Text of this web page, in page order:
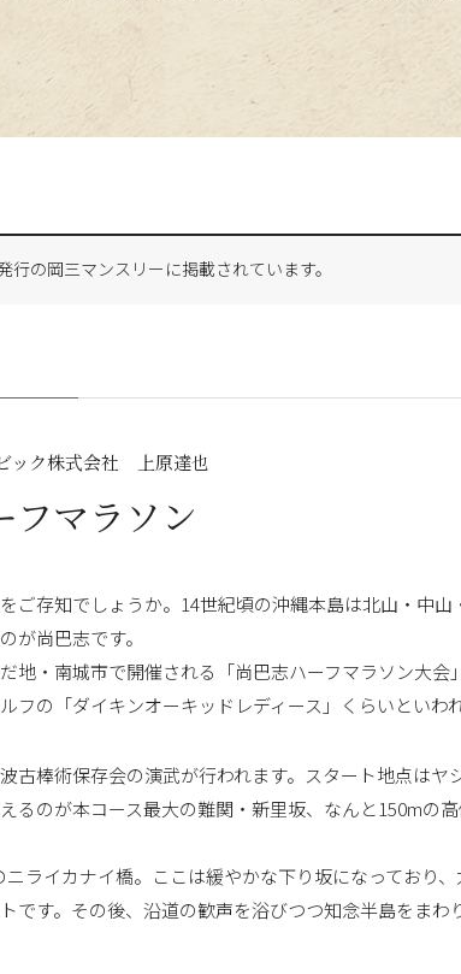
の岡三マンスリーに掲載されています。
ック株式会社 上原達也
フマラソン
ご存知でしょうか。14世紀頃の沖縄本島は北山・中
が尚巴志です。
地・南城市で開催される「尚巴志ハーフマラソン大会
フの「ダイキンオーキッドレディース」くらいといわ
古棒術保存会の演武が行われます。スタート地点は
るのが本コース最大の難関・新里坂、なんと150mの
ニライカナイ橋。ここは緩やかな下り坂になっており
です。その後、沿道の歓声を浴びつつ知念半島をま